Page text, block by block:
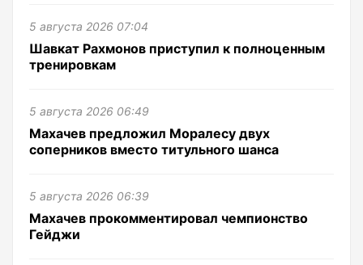
5 августа 2026 07:04
Шавкат Рахмонов приступил к полноценным
тренировкам
5 августа 2026 06:49
Махачев предложил Моралесу двух
соперников вместо титульного шанса
5 августа 2026 06:39
Махачев прокомментировал чемпионство
Гейджи